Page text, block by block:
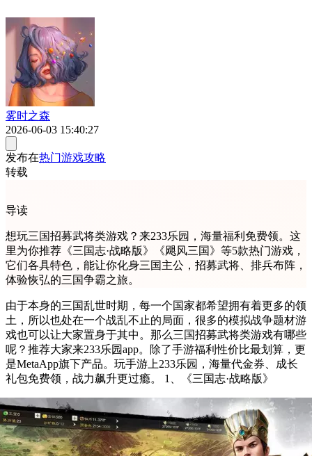
雾时之森
2026-06-03 15:40:27
发布在热门游戏攻略
转载
导读
想玩三国招募武将类游戏？来233乐园，海量福利免费领。这
里为你推荐《三国志·战略版》《飓风三国》等5款热门游戏，
它们各具特色，能让你化身三国主公，招募武将、排兵布阵，
体验恢弘的三国争霸之旅。
由于本身的三国乱世时期，每一个国家都希望拥有着更多的领
土，所以也处在一个战乱不止的局面，很多的模拟战争题材游
戏也可以让大家置身于其中。那么三国招募武将类游戏有哪些
呢？推荐大家来233乐园app。除了手游福利性价比最划算，更
是MetaApp旗下产品。玩手游上233乐园，海量代金券、成长
礼包免费领，战力飙升更过瘾。 1、《三国志·战略版》